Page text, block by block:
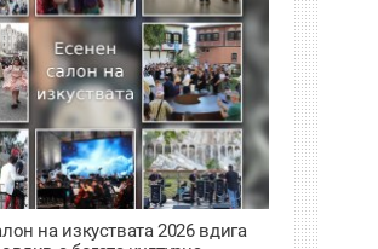
на изкуствата 2026 вдига